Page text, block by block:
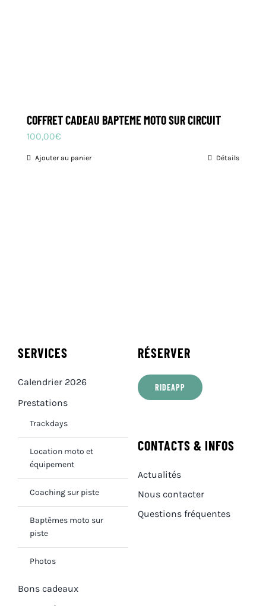
COFFRET CADEAU BAPTEME MOTO SUR CIRCUIT
100,00€
Ajouter au panier Détails
SERVICES
Calendrier 2026
Prestations
Trackdays
Location moto et
équipement
Coaching sur piste
Baptêmes moto sur
piste
Photos
Bons cadeaux
RÉSERVER
RIDEAPP
CONTACTS & INFOS
Actualités
Nous contacter
Questions fréquentes